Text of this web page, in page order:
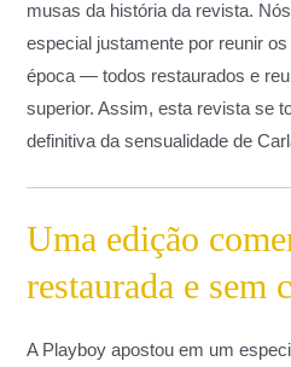
musas da história da revista.
especial justamente por reunir
época — todos restaurados e
superior. Assim, esta revista se
definitiva da sensualidade de
Uma edição
restaurada e sem
A Playboy apostou em um